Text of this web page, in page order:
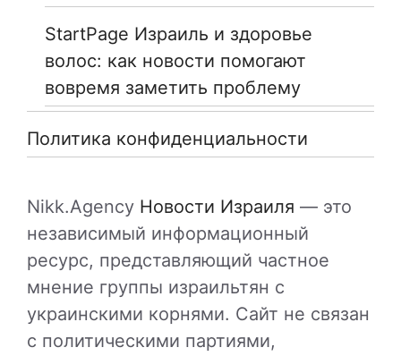
StartPage Израиль и здоровье
волос: как новости помогают
вовремя заметить проблему
Политика конфиденциальности
Nikk.Agency Новости Израиля — это
независимый информационный
ресурс, представляющий частное
мнение группы израильтян с
украинскими корнями. Сайт не связан
с политическими партиями,